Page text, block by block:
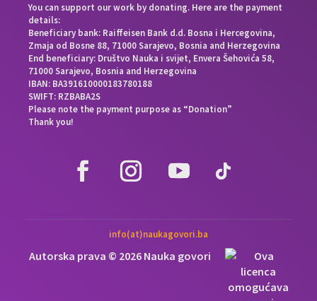
You can support our work by donating. Here are the payment
details:
Beneficiary bank: Raiffeisen Bank d.d. Bosna i Hercegovina,
Zmaja od Bosne 88, 71000 Sarajevo, Bosnia and Herzegovina
End beneficiary: Društvo Nauka i svijet, Envera Šehovića 58,
71000 Sarajevo, Bosnia and Herzegovina
IBAN: BA391610000183780188
SWIFT: RZBABA2S
Please note the payment purpose as “Donation”
Thank you!
info(at)naukagovori.ba
Autorska prava © 2026 Nauka govori